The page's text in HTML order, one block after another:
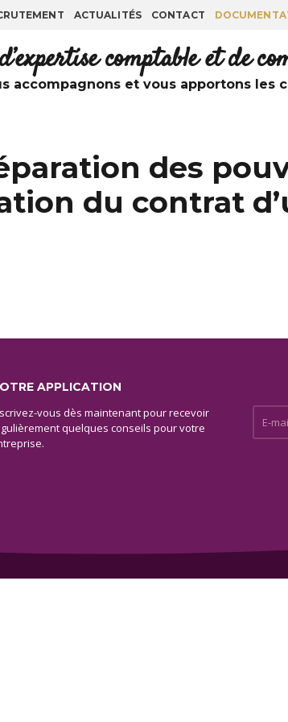
ACTUALITÉS CONTACT
comptable et de
accompagnons et vous apportons les
des
du contrat
APPLICATION
vous dès maintenant pour recevoir
quelques conseils pour votre